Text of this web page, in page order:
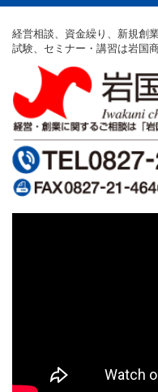
経営相談、資金繰り、新規創
試験、セミナー・講習は岩国